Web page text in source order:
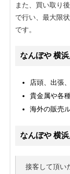
また、買い取り
で行い、最大限
です。
なんぼや 横
店頭、出張
貴金属や各
海外の販売
なんぼや 横
接客して頂い